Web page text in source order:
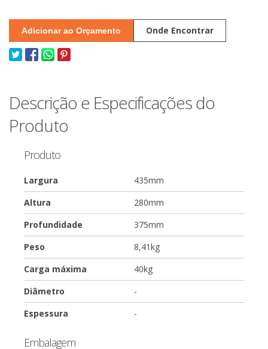
Adicionar ao Orçamento Onde Encontrar
Descrição e Especificações do
Produto
Produto
Largura
435mm
Altura
280mm
Profundidade
375mm
Peso
8,41kg
Carga máxima
40kg
Diâmetro
-
Espessura
-
Embalagem